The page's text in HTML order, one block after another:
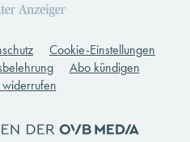
Cookie-Einstellungen
Abo kündigen